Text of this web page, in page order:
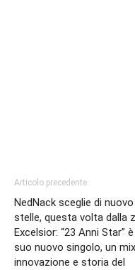
Articolo precedente
NedNack sceglie di nuovo
stelle, questa volta dalla
Excelsior: “23 Anni Star” è
suo nuovo singolo, un
innovazione e storia del